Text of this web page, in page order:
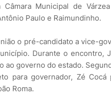
Municipal de
Paulo e Raimundinho.
o pré-candidato a vice-
Durante o encontro,
ao governo do estado.
para governador, Zé
Roma.